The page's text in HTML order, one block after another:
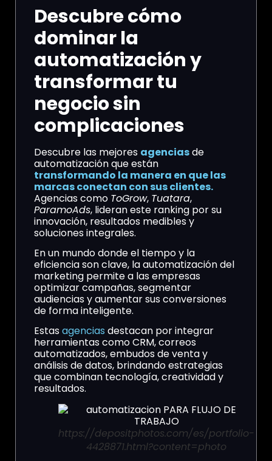
Descubre cómo
dominar la
automatización y
transformar tu
negocio sin
complicaciones
Descubre las mejores agenciasde
automatización que están
transformando la manera en que las
marcas conectan con sus clientes.
Agencias como ToGrow, Tuatara,
ParamoAds, lideran este ranking por su
innovación, resultados medibles y
soluciones integrales.
En un mundo donde el tiempo y la
eficiencia son clave, la automatización del
marketing permite a las empresas
optimizar campañas, segmentar
audiencias y aumentar sus conversiones
de forma inteligente.
Estasagencias destacan por integrar
herramientas como CRM, correos
automatizados, embudos de venta y
análisis de datos, brindando estrategias
que combinan tecnología, creatividad y
resultados.
https://depositphotos.com/es/portfolio-
4428871.html?content=photo